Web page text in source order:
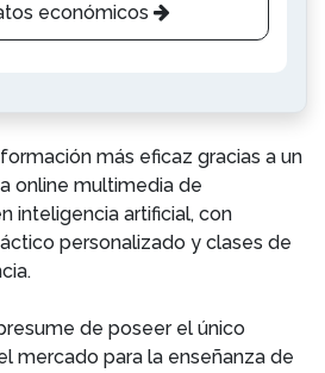
económicos
más eficaz gracias a un
online multimedia de
inteligencia artificial, con
personalizado y clases de
de poseer el único
mercado para la enseñanza de